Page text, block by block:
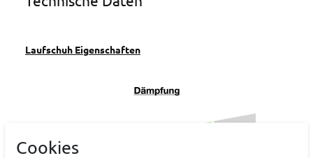
Laufschuh Eigenschaften
Cookies